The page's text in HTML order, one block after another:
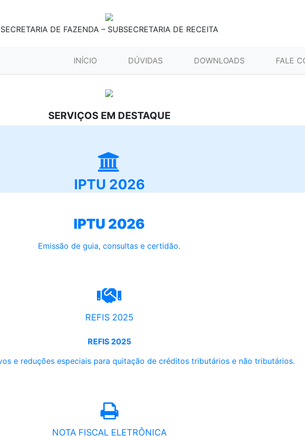
SECRETARIA DE FAZENDA – SUBSECRETARIA DE RECEITA
INÍCIO (CURRENT)DÚVIDAS DOWNLOADS FALE
SERVIÇOS EM DESTAQUE
IPTU 2026
IPTU 2026
Emissão de guia, consultas e certidão.
REFIS 2025
REFIS 2025
e reduções especiais para quitação de créditos tributários e não tributários.
NOTA FISCAL ELETRÔNICA